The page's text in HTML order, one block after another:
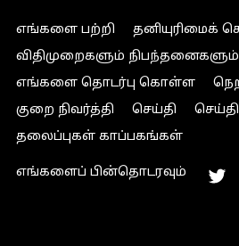
எங்களை பற்றி
தனியுரிமைக்
விதிமுறைகளும் நிபந்தனைகளும்
எங்களை தொடர்பு கொள்ள
குறை நிவர்த்தி
செய்தி
தலைப்புகள் காப்பகங்கள்
எங்களைப் பின்தொடரவும்